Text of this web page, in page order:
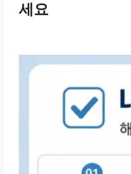
세요